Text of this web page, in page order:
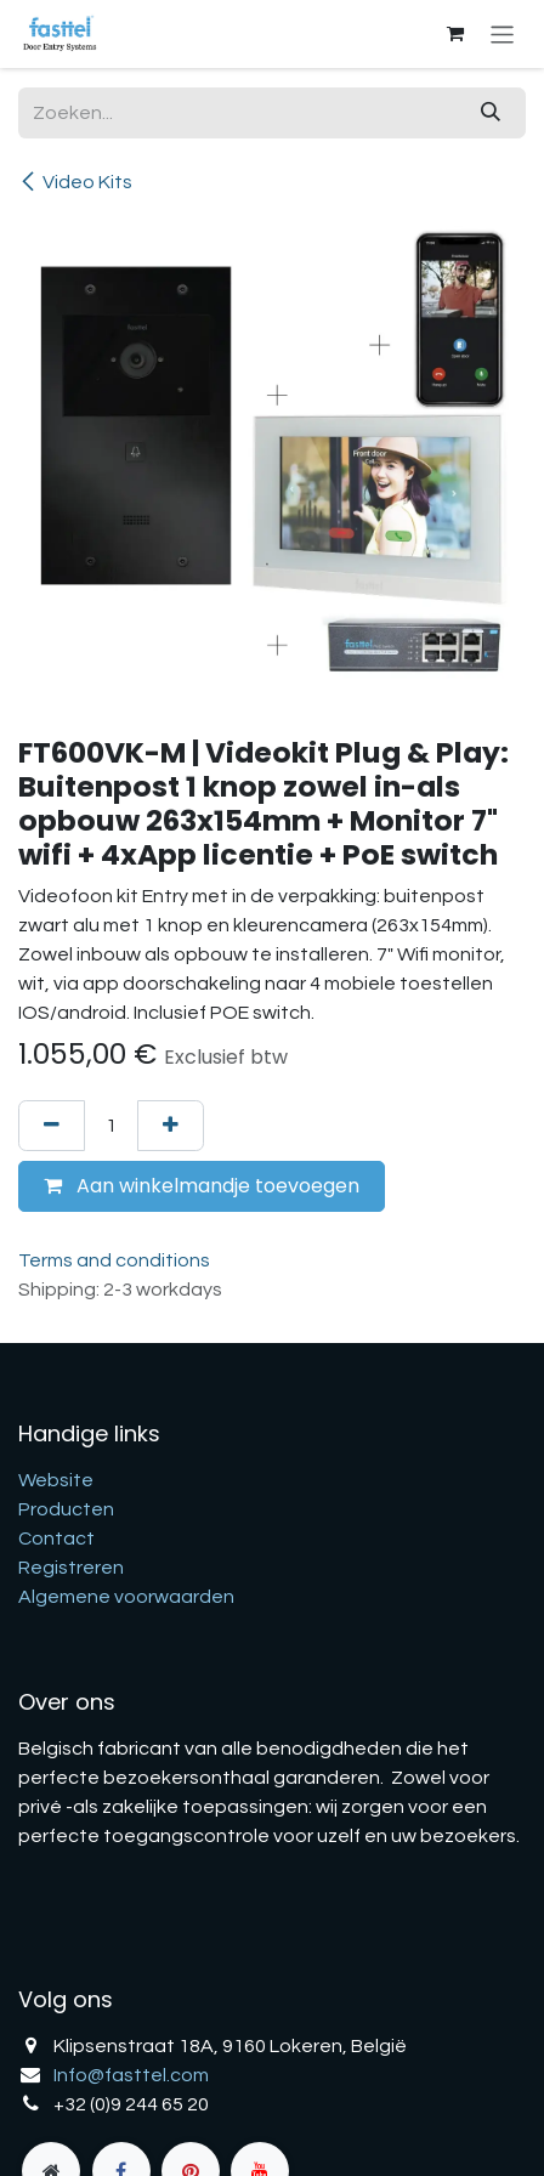
Overslaan naar inhoud
Video Kits
FT600VK-M | Videokit Plug & Play:
Buitenpost 1 knop zowel in-als
opbouw 263x154mm + Monitor 7"
wifi + 4xApp licentie + PoE switch
Videofoon kit Entry met in de verpakking: buitenpost
zwart alu met 1 knop en kleurencamera (263x154mm).
Zowel inbouw als opbouw te installeren. 7" Wifi monitor,
wit, via app doorschakeling naar 4 mobiele toestellen
IOS/android. Inclusief POE switch.
1.055,00 € Exclusief btw
Aan winkelmandje toevoegen
Terms and conditions
Shipping: 2-3 workdays
Handige links
Website
Producten
Contact
Registreren
Algemene voorwaarden
Over ons
Belgisch fabricant van alle benodigdheden die het
perfecte bezoekersonthaal garanderen. Zowel voor
privé -als zakelijke toepassingen: wij zorgen voor een
perfecte toegangscontrole voor uzelf en uw bezoekers.
Volg ons
Klipsenstraat 18A, 9160 Lokeren, België
Info@fasttel.com
+32 (0)9 244 65 20